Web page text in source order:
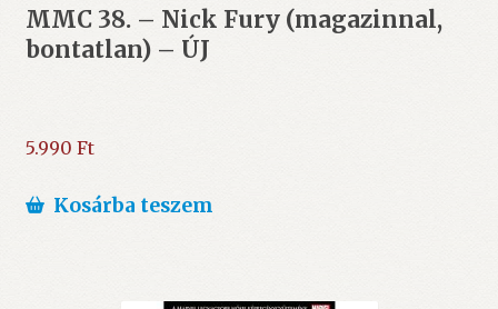
MMC 38. – Nick Fury (magazinnal,
bontatlan) – ÚJ
5.990 Ft
Kosárba teszem